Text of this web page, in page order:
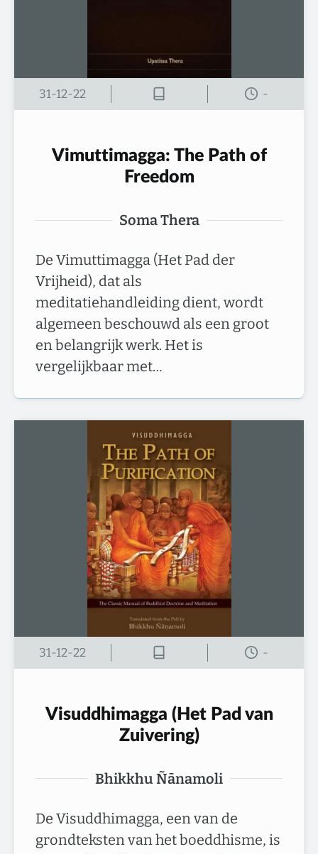
31-12-22 -
Vimuttimagga: The Path of
Freedom
Soma Thera
De Vimuttimagga (Het Pad der
Vrijheid), dat als
meditatiehandleiding dient, wordt
algemeen beschouwd als een groot
en belangrijk werk. Het is
vergelijkbaar met…
31-12-22 -
Visuddhimagga (Het Pad van
Zuivering)
Bhikkhu Ñānamoli
De Visuddhimagga, een van de
grondteksten van het boeddhisme, is